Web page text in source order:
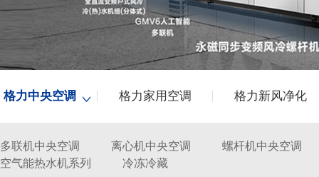
格力中央空调 格力家用空调 格力新风净化
多联机中央空调 离心机中央空调
螺杆机中央空调
空气能热水机系列
冷冻冷藏